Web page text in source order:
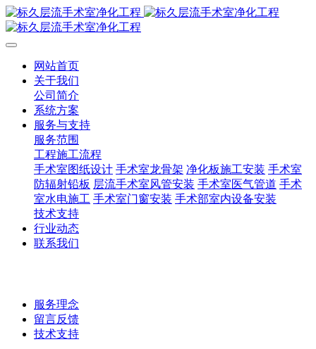
网站首页
关于我们
公司简介
系统方案
服务与支持
服务范围
工程施工流程
手术室图纸设计 手术室龙骨架 净化板施工安装 手术室
防辐射铅板 层流手术室风管安装 手术室医气管道 手术
室水电施工 手术室门窗安装 手术部室内设备安装
技术支持
行业动态
联系我们
服务理念
留言反馈
技术支持